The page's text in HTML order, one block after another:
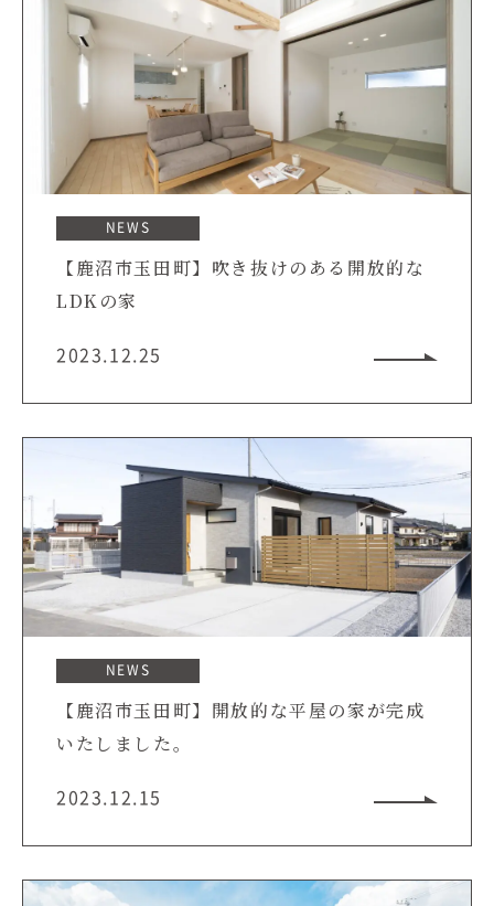
NEWS
【鹿沼市玉田町】吹き抜けのある開放的な
LDKの家
2023.12.25
NEWS
【鹿沼市玉田町】開放的な平屋の家が完成
いたしました。
2023.12.15